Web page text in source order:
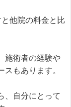
他院の料金と比
施術者の経験や
もあります。
、自分にとって